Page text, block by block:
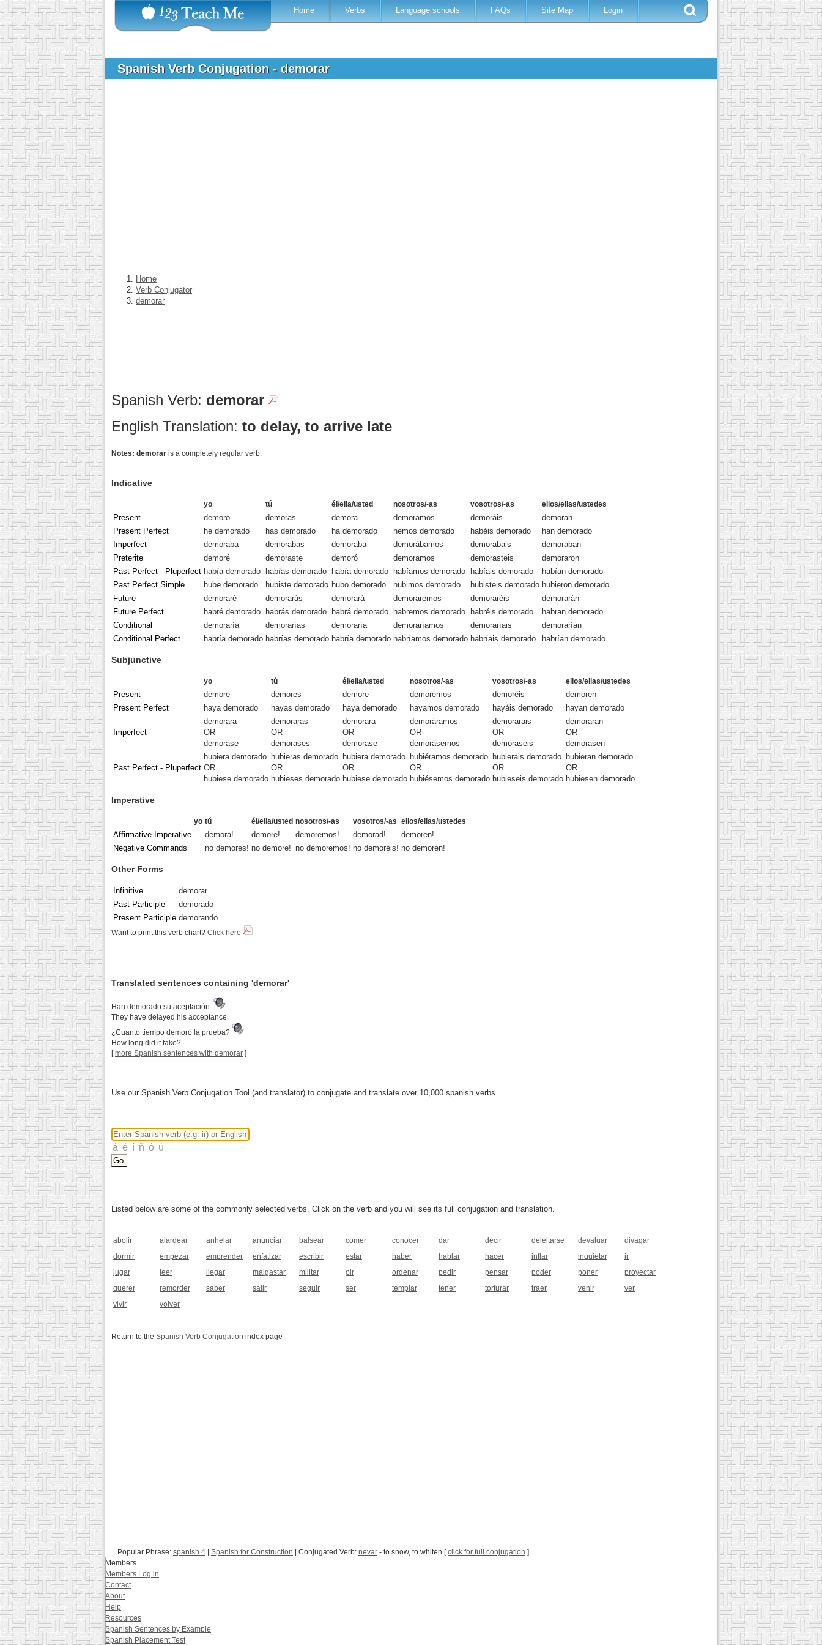
Home Verbs Language schools FAQs Site Map Login
Spanish Verb Conjugation - demorar
Home
Verb Conjugator
demorar
Spanish Verb: demorar
English Translation: to delay, to arrive late
Notes: demorar is a completely regular verb.
Indicative
yo tú él/ella/usted nosotros/-as vosotros/-as ellos/ellas/ustedes
Present demoro demoras demora demoramos demoráis
demoran
Present Perfect
he demorado has demorado ha demorado hemos demorado habéis demorado
han demorado
Imperfect
demoraba demorabas demoraba demorábamos demorabais
demoraban
Preterite
demoré demoraste demoró demoramos demorasteis
demoraron
Past Perfect - Pluperfect había demorado habías demorado había demorado habíamos demorado habíais demorado
habían demorado
Past Perfect Simple
hube demorado hubiste demorado hubo demorado hubimos demorado hubisteis demorado hubieron demorado
Future
demoraré demorarás demorará demoraremos demoraréis
demorarán
Future Perfect
habré demorado habrás demorado habrá demorado habremos demorado habréis demorado
habran demorado
Conditional
demoraría demorarías demoraría demoraríamos demoraríais
demorarían
Conditional Perfect
habría demorado habrías demorado habría demorado habríamos demorado habríais demorado habrían demorado
Subjunctive
yo tú él/ella/usted nosotros/-as vosotros/-as ellos/ellas/ustedes
Present demore demores demore demoremos demoréis
demoren
Present Perfect
haya demorado hayas demorado haya demorado hayamos demorado hayáis demorado hayan demorado
Imperfect
demorara
OR
demorase
demoraras
OR
demorases
demorara
OR
demorase
demoráramos
OR
demorásemos
demorarais
OR
demoraseis
demoraran
OR
demorasen
Past Perfect - Pluperfect
hubiera demorado
OR
hubiese demorado
hubieras demorado
OR
hubieses demorado
hubiera demorado
OR
hubiese demorado
hubiéramos demorado
OR
hubiésemos demorado
hubierais demorado
OR
hubieseis demorado
hubieran demorado
OR
hubiesen demorado
Imperative
yo tú él/ella/usted nosotros/-as vosotros/-as ellos/ellas/ustedes
Affirmative Imperative demora! demore! demoremos! demorad!
demoren!
Negative Commands
no demores! no demore! no demoremos! no demoréis! no demoren!
Other Forms
Infinitive
demorar
Past Participle
demorado
Present Participle demorando
Want to print this verb chart? Click here
Translated sentences containing 'demorar'
Han demorado su aceptación.
They have delayed his acceptance.
¿Cuanto tiempo demoró la prueba?
How long did it take?
[more Spanish sentences with demorar ]
Use our Spanish Verb Conjugation Tool (and translator) to conjugate and translate over 10,000 spanish verbs.
Listed below are some of the commonly selected verbs. Click on the verb and you will see its full conjugation and translation.
abolir alardear anhelar anunciar balsear comer conocer dar decir deleitarse devaluar
divagar
dormir
empezar emprender enfatizar escribir estar haber hablar hacer inflar inquietar
ir
jugar
leer llegar malgastar militar oir ordenar pedir pensar poder poner
proyectar
querer
remorder saber salir seguir ser templar tener torturar traer venir
ver
vivir
volver
Return to the Spanish Verb Conjugation index page
Popular Phrase: spanish 4 Spanish for Construction | Conjugated Verb: nevar - to snow, to whiten [click for full conjugation ]
Members
Members Log in
Contact
About
Help
Resources
Spanish Sentences by Example
Spanish Placement Test